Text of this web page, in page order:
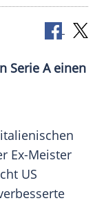
Serie A einen
Ex-Meister
US